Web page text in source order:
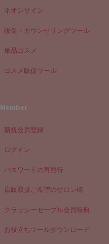
ネオンサイン
販促・カウンセリングツール
単品コスメ
コスメ販促ツール
Member
新規会員登録
ログイン
パスワードの再発行
店販取扱ご希望のサロン様
クラッシーセーブル会員特典
お役立ちツールダウンロード